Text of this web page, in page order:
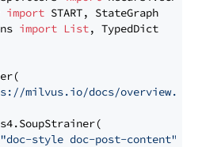
import
import List, TypedDict
milvus.io/docs/overview.md"
"doc-style doc-post-content"